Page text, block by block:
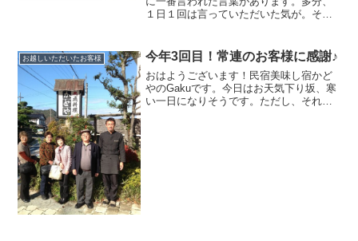
１日１回は言っていただいた気が。それ
この２つをセットで。そんな中で、より
具体的な質問をされたこともあります。
どうしたら毎日ブログが書けるんです
か？というストレートな質問です。
お越しいただいたお客様 今年3回目！常連のお客様に感謝♪
おはようございます！民宿美味し宿かど
やのGakuです。今日はお天気下り坂、寒
い一日になりそうです。ただし、それは